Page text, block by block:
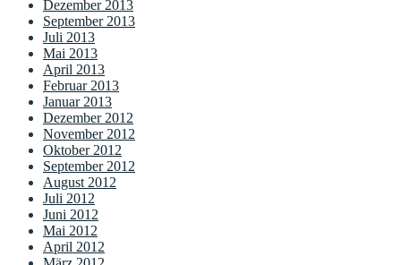
Dezember 2013
September 2013
Juli 2013
Mai 2013
April 2013
Februar 2013
Januar 2013
Dezember 2012
November 2012
Oktober 2012
September 2012
August 2012
Juli 2012
Juni 2012
Mai 2012
April 2012